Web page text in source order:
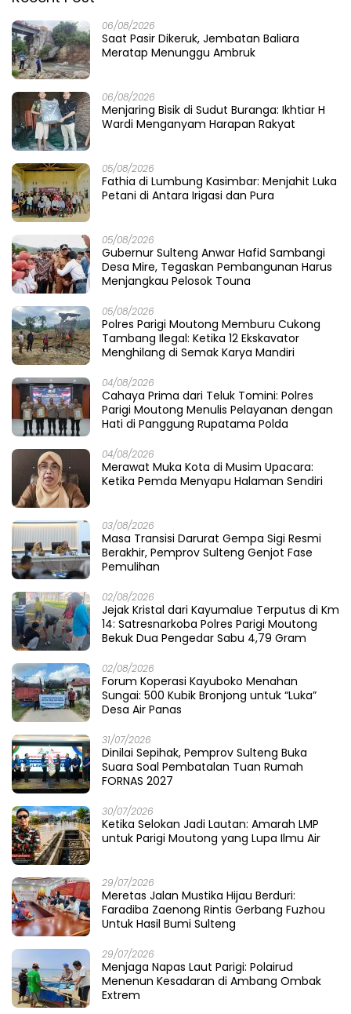
Populer
1
Saat Pasir Dikeruk, Jembatan Baliara Meratap
Menunggu Ambruk
2 14/08/2025
Hartono Taharuddin Siap Dampingi Wabup Parigi
Moutong Secara Gratis Terkait Dugaan Pencatutan
Nama untuk Fee Proyek
3 16/08/2025
Nada Merdeka Bergema di Parigi Moutong, Medy Ratu
Sawuda Meraih Juara Pertama Lomba Karaoke Antar
OPD
4 17/08/2025
Gubernur Sulawesi Tengah Hadiri Malam Renungan
Suci HUT ke-80 Kemerdekaan RI
5 17/08/2025
Anak Sulteng Menatap Dunia: MoU Bersejarah Buka
Jalan ke Negeri Jerman
6 18/08/2025
Air Mata Bahagia Ribuan PPPK, SK yang Lama Dinanti
Akhirnya Tiba
Recent Post
Meratap Menunggu Ambruk
06/08/2026
Wardi Menganyam Harapan Rakyat
05/08/2026
Petani di Antara Irigasi dan Pura
05/08/2026
Desa Mire, Tegaskan Pembangunan Harus
Menjangkau Pelosok Touna
05/08/2026
Tambang Ilegal: Ketika 12 Ekskavator
Menghilang di Semak Karya Mandiri
Parigi Moutong Menulis Pelayanan dengan
Hati di Panggung Rupatama Polda
04/08/2026
Ketika Pemda Menyapu Halaman Sendiri
03/08/2026